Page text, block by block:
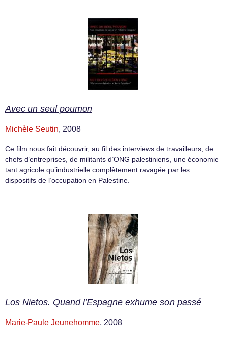
Avec un seul poumon
Michèle Seutin, 2008
Ce film nous fait découvrir, au fil des interviews de travailleurs, de
chefs d’entreprises, de militants d’ONG palestiniens, une économie
tant agricole qu’industrielle complètement ravagée par les
dispositifs de l’occupation en Palestine.
Los Nietos. Quand l’Espagne exhume son passé
Marie-Paule Jeunehomme, 2008